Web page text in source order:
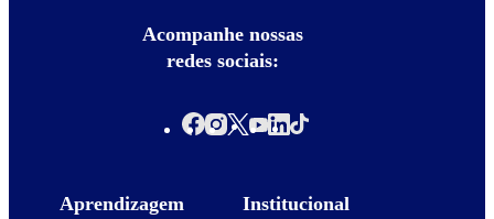
Acompanhe nossas
redes sociais:
Aprendizagem Institucional